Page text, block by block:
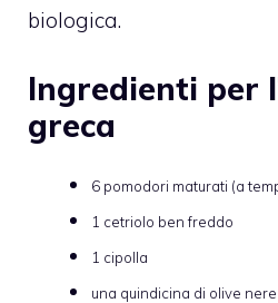
biologica.
Ingredienti per
greca
6 pomodori maturati (a
1 cetriolo ben freddo
1 cipolla
una quindicina di olive